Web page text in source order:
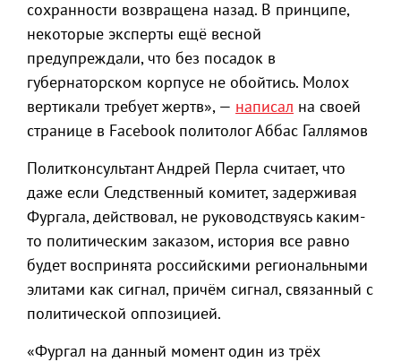
сохранности возвращена назад. В принципе,
некоторые эксперты ещё весной
предупреждали, что без посадок в
губернаторском корпусе не обойтись. Молох
вертикали требует жертв», — написал на своей
странице в Facebook политолог Аббас Галлямов
Политконсультант Андрей Перла считает, что
даже если Следственный комитет, задерживая
Фургала, действовал, не руководствуясь каким-
то политическим заказом, история все равно
будет воспринята российскими региональными
элитами как сигнал, причём сигнал, связанный с
политической оппозицией.
«Фургал на данный момент один из трёх